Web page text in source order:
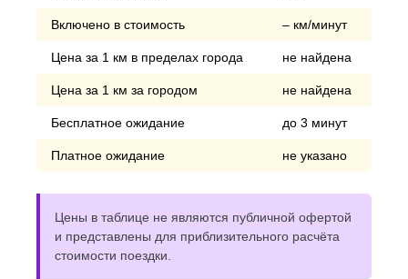
Включено в стоимость – км/минут
Цена за 1 км в пределах города не найдена
Цена за 1 км за городом не найдена
Бесплатное ожидание до 3 минут
Платное ожидание не указано
Цены в таблице не являются публичной офертой
и представлены для приблизительного расчёта
стоимости поездки.